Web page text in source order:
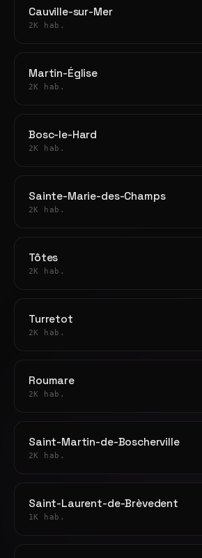
Cauville-sur-Mer
2K hab.
Martin-Église
2K hab.
Bosc-le-Hard
2K hab.
Sainte-Marie-des-Champs
2K hab.
Tôtes
2K hab.
Turretot
2K hab.
Roumare
2K hab.
Saint-Martin-de-Boscherville
2K hab.
Saint-Laurent-de-Brèvedent
1K hab.